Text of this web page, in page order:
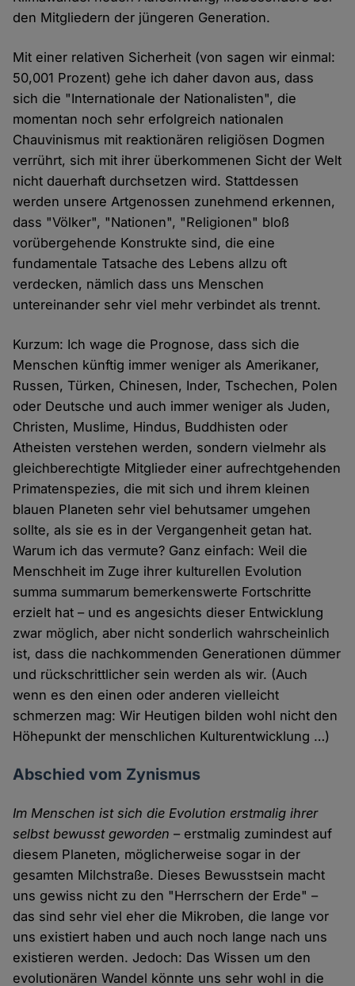
den Mitgliedern der jüngeren Generation.
Mit einer relativen Sicherheit (von sagen wir einmal:
50,001 Prozent) gehe ich daher davon aus, dass
sich die "Internationale der Nationalisten", die
momentan noch sehr erfolgreich nationalen
Chauvinismus mit reaktionären religiösen Dogmen
verrührt, sich mit ihrer überkommenen Sicht der Welt
nicht dauerhaft durchsetzen wird. Stattdessen
werden unsere Artgenossen zunehmend erkennen,
dass "Völker", "Nationen", "Religionen" bloß
vorübergehende Konstrukte sind, die eine
fundamentale Tatsache des Lebens allzu oft
verdecken, nämlich dass uns Menschen
untereinander sehr viel mehr verbindet als trennt.
Kurzum: Ich wage die Prognose, dass sich die
Menschen künftig immer weniger als Amerikaner,
Russen, Türken, Chinesen, Inder, Tschechen, Polen
oder Deutsche und auch immer weniger als Juden,
Christen, Muslime, Hindus, Buddhisten oder
Atheisten verstehen werden, sondern vielmehr als
gleichberechtigte Mitglieder einer aufrechtgehenden
Primatenspezies, die mit sich und ihrem kleinen
blauen Planeten sehr viel behutsamer umgehen
sollte, als sie es in der Vergangenheit getan hat.
Warum ich das vermute? Ganz einfach: Weil die
Menschheit im Zuge ihrer kulturellen Evolution
summa summarum bemerkenswerte Fortschritte
erzielt hat – und es angesichts dieser Entwicklung
zwar möglich, aber nicht sonderlich wahrscheinlich
ist, dass die nachkommenden Generationen dümmer
und rückschrittlicher sein werden als wir. (Auch
wenn es den einen oder anderen vielleicht
schmerzen mag: Wir Heutigen bilden wohl nicht den
Höhepunkt der menschlichen Kulturentwicklung …)
Abschied vom Zynismus
Im Menschen ist sich die Evolution erstmalig ihrer
selbst bewusst geworden – erstmalig zumindest auf
diesem Planeten, möglicherweise sogar in der
gesamten Milchstraße. Dieses Bewusstsein macht
uns gewiss nicht zu den "Herrschern der Erde" –
das sind sehr viel eher die Mikroben, die lange vor
uns existiert haben und auch noch lange nach uns
existieren werden. Jedoch: Das Wissen um den
evolutionären Wandel könnte uns sehr wohl in die